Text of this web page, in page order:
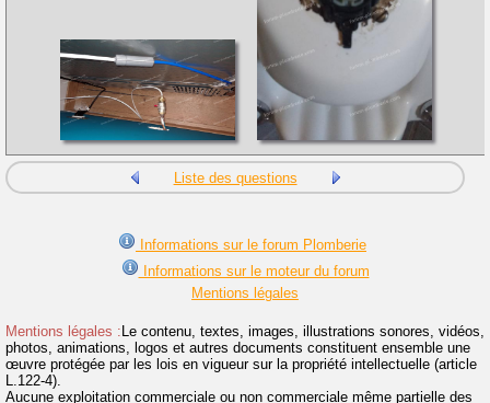
Liste des questions
Informations sur le forum Plomberie
Informations sur le moteur du forum
Mentions légales
Mentions légales : Le contenu, textes, images, illustrations sonores, vidéos,
photos, animations, logos et autres documents constituent ensemble une
œuvre protégée par les lois en vigueur sur la propriété intellectuelle (article
L.122-4).
Aucune exploitation commerciale ou non commerciale même partielle des